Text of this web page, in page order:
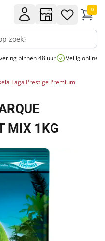
0
binnen 48 uur Veilig online
Laga Prestige Premium
MIX 1KG